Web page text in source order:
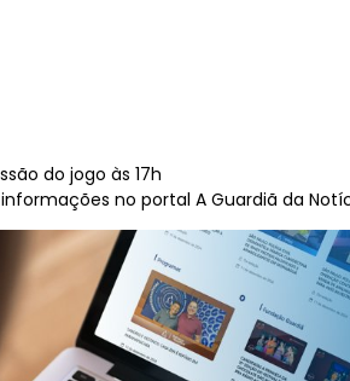
do jogo às 17h
no portal A Guardiã da